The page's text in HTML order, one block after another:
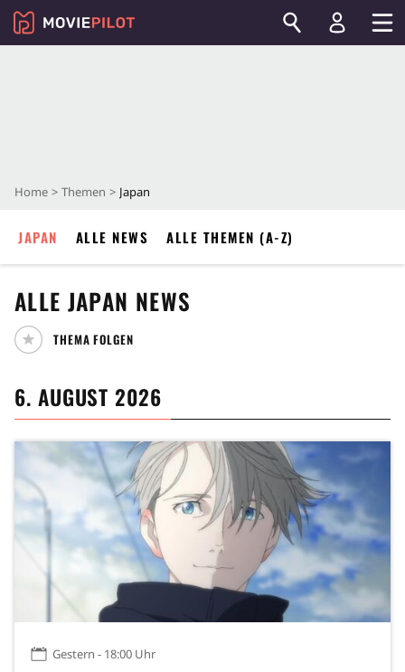
Home Themen Japan
JAPAN ALLE NEWS ALLE THEMEN (A-Z)
ALLE JAPAN NEWS
THEMA FOLGEN
6. AUGUST 2026
Gestern - 18:00 Uhr